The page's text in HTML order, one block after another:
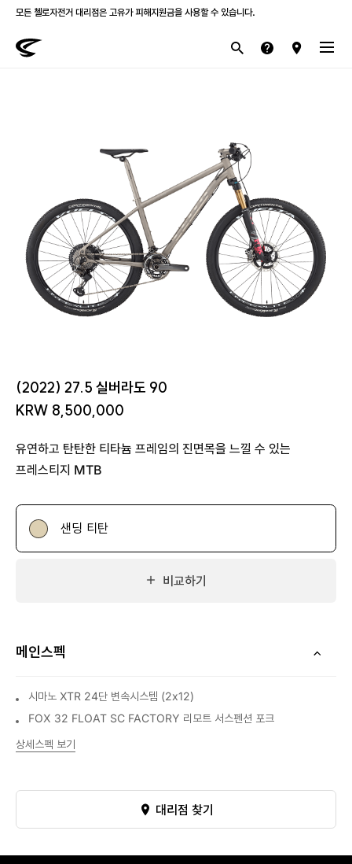
모든 첼로자전거 대리점은 고유가 피해지원금을 사용할 수 있습니다.
첼로 전 제품 삼성카드 / KB국민카드 12개월 무이자 할부 행사를 진행하고 있습니다.
(2022) 27.5 실버라도 90
KRW 8,500,000
유연하고 탄탄한 티타늄 프레임의 진면목을 느낄 수 있는
프레스티지 MTB
샌딩 티탄
비교하기
메인스펙
시마노 XTR 24단 변속시스템 (2x12)
FOX 32 FLOAT SC FACTORY 리모트 서스펜션 포크
상세스펙 보기
대리점 찾기